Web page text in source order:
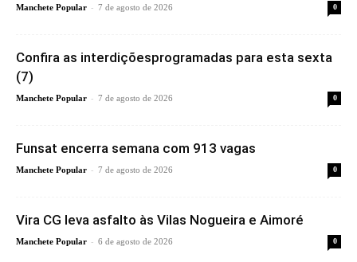
Manchete Popular - 7 de agosto de 2026 0
Confira as interdiçõesprogramadas para esta sexta
(7)
Manchete Popular - 7 de agosto de 2026 0
Funsat encerra semana com 913 vagas
Manchete Popular - 7 de agosto de 2026 0
Vira CG leva asfalto às Vilas Nogueira e Aimoré
Manchete Popular - 6 de agosto de 2026 0